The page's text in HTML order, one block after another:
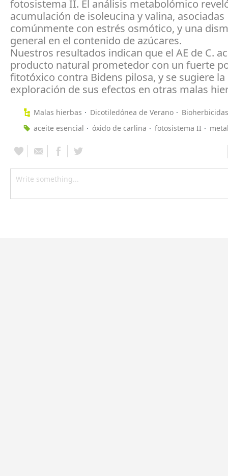
fotosistema II. El análisis metabolómico
acumulación de isoleucina y valina, asociadas
comúnmente con estrés osmótico, y una
general en el contenido de azúcares.
Nuestros resultados indican que el AE de C.
producto natural prometedor con un fuerte
fitotóxico contra Bidens pilosa, y se sugiere la
exploración de sus efectos en otras malas
Malas hierbas Dicotiledónea de Verano
Bioherbicidas
aceite esencial
óxido de carlina fotosistema II